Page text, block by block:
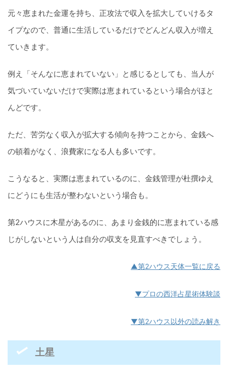
元々恵まれた金運を持ち、正攻法で収入を拡大していけるタ
イプなので、普通に生活しているだけでどんどん収入が増え
ていきます。
例え「そんなに恵まれていない」と感じるとしても、当人が
気づいていないだけで実際は恵まれているという場合がほと
んどです。
ただ、苦労なく収入が拡大する傾向を持つことから、金銭へ
の頓着がなく、浪費家になる人も多いです。
こうなると、実際は恵まれているのに、金銭管理が杜撰ゆえ
にどうにも生活が整わないという場合も。
第2ハウスに木星があるのに、あまり金銭的に恵まれている感
じがしないという人は自分の収支を見直すべきでしょう。
▲第2ハウス天体一覧に戻る
▼プロの西洋占星術体験談
▼第2ハウス以外の読み解き
土星